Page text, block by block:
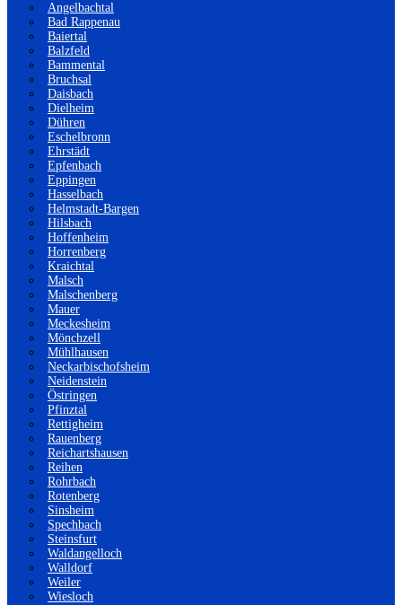
Angelbachtal
Bad Rappenau
Baiertal
Balzfeld
Bammental
Bruchsal
Daisbach
Dielheim
Dühren
Eschelbronn
Ehrstädt
Epfenbach
Eppingen
Hasselbach
Helmstadt-Bargen
Hilsbach
Hoffenheim
Horrenberg
Kraichtal
Malsch
Malschenberg
Mauer
Meckesheim
Mönchzell
Mühlhausen
Neckarbischofsheim
Neidenstein
Östringen
Pfinztal
Rettigheim
Rauenberg
Reichartshausen
Reihen
Rohrbach
Rotenberg
Sinsheim
Spechbach
Steinsfurt
Waldangelloch
Walldorf
Weiler
Wiesloch